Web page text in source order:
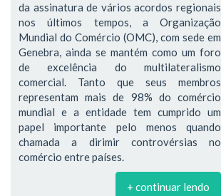
da assinatura de vários acordos regionais
nos últimos tempos, a Organização
Mundial do Comércio (OMC), com sede em
Genebra, ainda se mantém como um foro
de excelência do multilateralismo
comercial. Tanto que seus membros
representam mais de 98% do comércio
mundial e a entidade tem cumprido um
papel importante pelo menos quando
chamada a dirimir controvérsias no
comércio entre países.
+ continuar lendo